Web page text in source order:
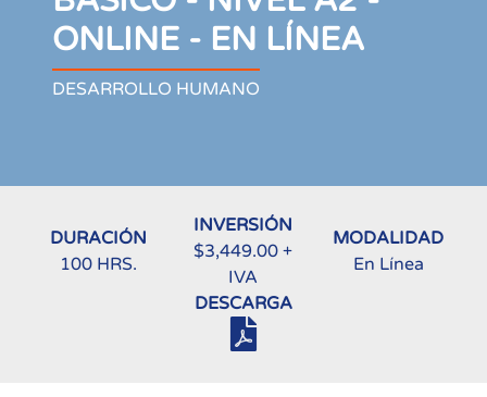
ONLINE - EN LÍNEA
DESARROLLO HUMANO
DURACIÓN
100 HRS.
INVERSIÓN
$3,449.00 +
IVA
MODALIDAD
En Línea
DESCARGA